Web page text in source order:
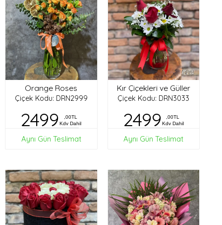
Orange Roses
Çiçek Kodu: DRN2999
2499
,00TL
Kdv Dahil
Aynı Gün Teslimat
Kır Çiçekleri ve Güller
Çiçek Kodu: DRN3033
2499
,00TL
Kdv Dahil
Aynı Gün Teslimat